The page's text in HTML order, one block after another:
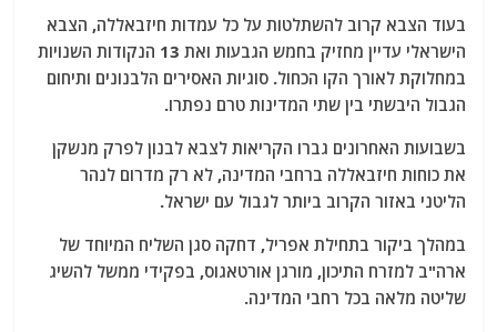
בעוד הצבא קרוב להשתלטות על כל עמדות חיזבאללה, הצבא
הישראלי עדיין מחזיק בחמש הגבעות ואת 13 הנקודות השנויות
במחלוקת לאורך הקו הכחול. סוגיות האסירים הלבנונים ותיחום
הגבול היבשתי בין שתי המדינות טרם נפתרו.
בשבועות האחרונים גברו הקריאות לצבא לבנון לפרק מנשקן
את כוחות חיזבאללה ברחבי המדינה, לא רק מדרום לנהר
הליטני באזור הקרוב ביותר לגבול עם ישראל.
במהלך ביקור בתחילת אפריל, דחקה סגן השליח המיוחד של
ארה"ב למזרח התיכון, מורגן אורטאגוס, בפקידי ממשל להשיג
שליטה מלאה בכל רחבי המדינה.